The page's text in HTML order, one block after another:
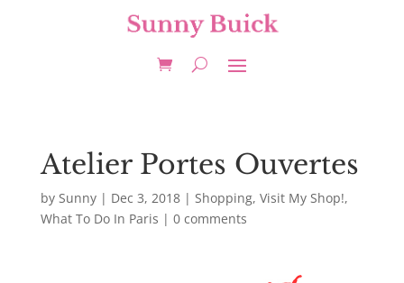
Atelier Portes Ouvertes
by Sunny| Dec 3, 2018| Shopping, Visit My Shop!,
What To Do In Paris | 0 comments